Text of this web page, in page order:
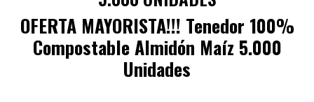
OFERTA MAYORISTA!!! Tenedor 100%
Compostable Almidón Maíz 5.000
Unidades